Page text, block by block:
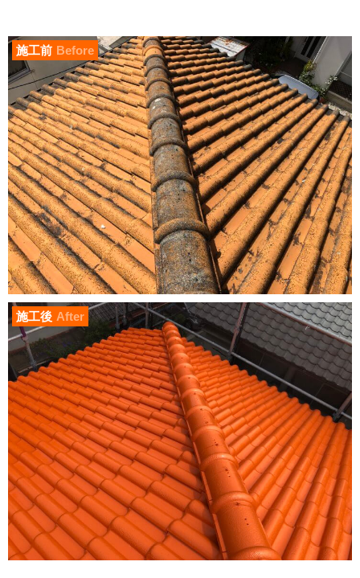
施工前 Before
施工後 After